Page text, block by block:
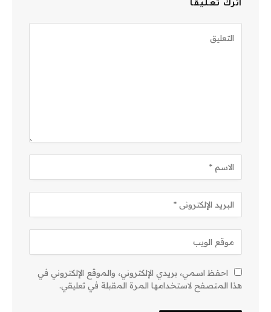
اترك تعليقاً
احفظ اسمي، بريدي الإلكتروني، والموقع الإلكتروني في
هذا المتصفح لاستخدامها المرة المقبلة في تعليقي.